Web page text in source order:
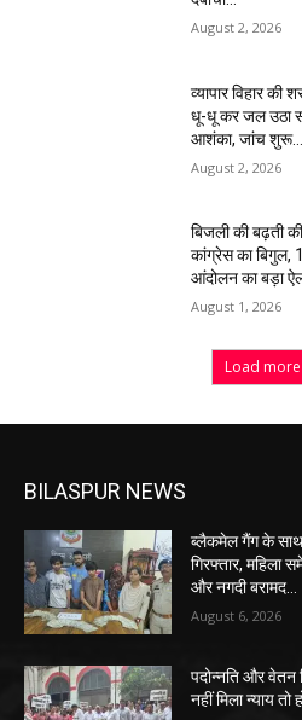
August 2, 2026
व्यापार विहार की
धू-धू कर जल उठा
आशंका, जांच शुरू…
August 2, 2026
बिजली की बढ़ती
कांग्रेस का बिगुल,
आंदोलन का बड़ा
August 1, 2026
Load more
BILASPUR NEWS
ब्लैकमेल गैंग के साथ
गिरफ्तार, महिला
और नगदी बरामद…
August 6, 2026
पदोन्नति और
नहीं मिला न्याय तो